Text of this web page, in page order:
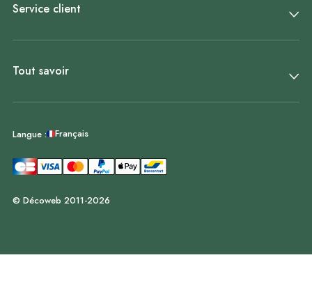
Service client
Tout savoir
Langue : Français
© Décoweb 2011-2026